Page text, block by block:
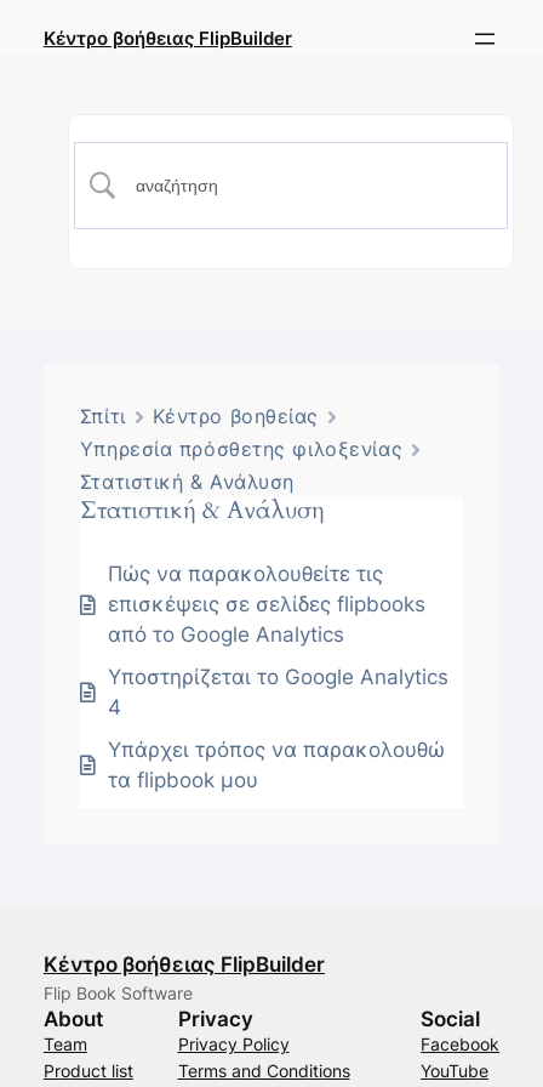
Κέντρο βοήθειας FlipBuilder
Σπίτι
Κέντρο βοηθείας
Υπηρεσία πρόσθετης φιλοξενίας
Στατιστική & Ανάλυση
Στατιστική & Ανάλυση
Πώς να παρακολουθείτε τις
επισκέψεις σε σελίδες flipbooks
από το Google Analytics
Υποστηρίζεται το Google Analytics
4
Υπάρχει τρόπος να παρακολουθώ
τα flipbook μου
Κέντρο βοήθειας FlipBuilder
Flip Book Software
About
Team
Product list
Privacy
Privacy Policy
Terms and Conditions
Social
Facebook
YouTube